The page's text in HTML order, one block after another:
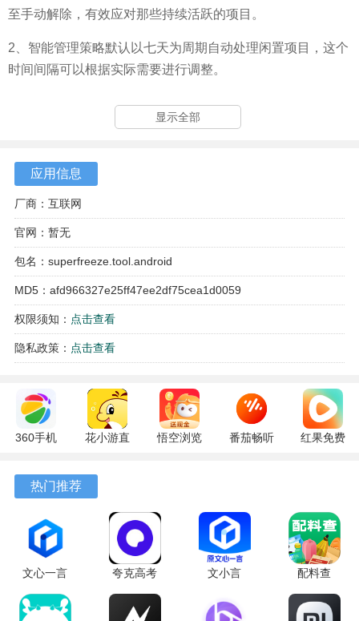
至手动解除，有效应对那些持续活跃的项目。
2、智能管理策略默认以七天为周期自动处理闲置项目，这个
时间间隔可以根据实际需要进行调整。
3、排除管理策略允许将特定项目列入白名单，完全关闭对其
的管理功能，确保其后台活动不受影响。
显示全部
应用信息
厂商：互联网
官网：暂无
包名：superfreeze.tool.android
MD5：afd966327e25ff47ee2df75cea1d0059
权限须知： 点击查看
隐私政策： 点击查看
360手机
10.13.27
最新版
花小游直
17.9.56
悟空浏览
番茄畅听
红果免费
热门推荐
文心一言
4.0
5.16.0.10
夸克高考
10.14.0.1115
最新版
文小言
安卓版
配料查
3.0.1 官方
版